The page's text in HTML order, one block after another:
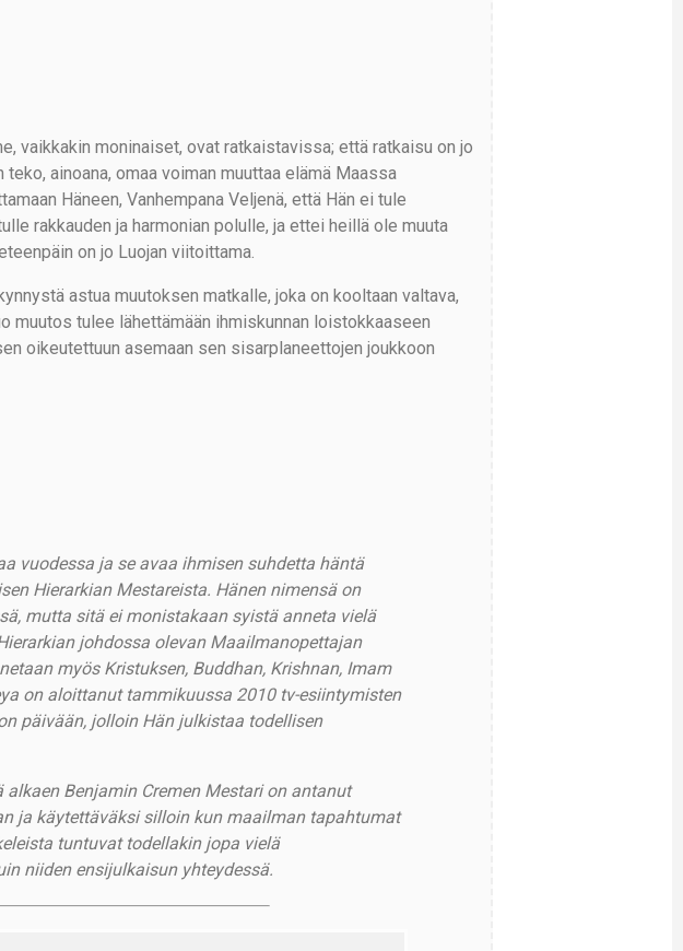
vaikkakin moninaiset, ovat ratkaistavissa; että ratkaisu on jo
ainoana, omaa voiman muuttaa elämä Maassa
Häneen, Vanhempana Veljenä, että Hän ei tule
rakkauden ja harmonian polulle, ja ettei heillä ole muuta
on jo Luojan viitoittama.
astua muutoksen matkalle, joka on kooltaan valtava,
muutos tulee lähettämään ihmiskunnan loistokkaaseen
oikeutettuun asemaan sen sisarplaneettojen joukkoon
vuodessa ja se avaa ihmisen suhdetta häntä
Hierarkian Mestareista. Hänen nimensä on
mutta sitä ei monistakaan syistä anneta vielä
johdossa olevan Maailmanopettajan
myös Kristuksen, Buddhan, Krishnan, Imam
on aloittanut tammikuussa 2010 tv-esiintymisten
päivään, jolloin Hän julkistaa todellisen
Benjamin Cremen Mestari on antanut
ja käytettäväksi silloin kun maailman tapahtumat
tuntuvat todellakin jopa vielä
niiden ensijulkaisun yhteydessä.